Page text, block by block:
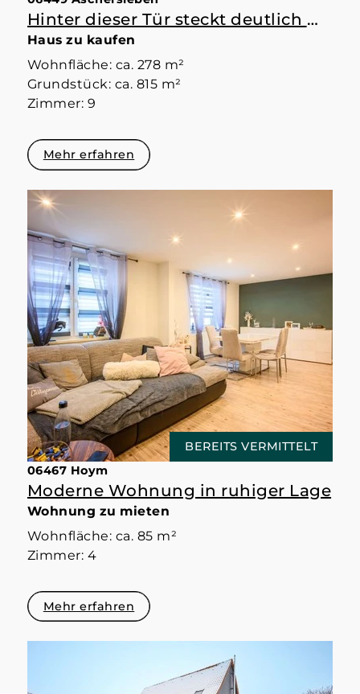
Hinter dieser Tür steckt deutlich mehr als erwartet
Haus zu kaufen
Wohnfläche: ca. 278 m²
Grundstück: ca. 815 m²
Zimmer: 9
Mehr erfahren
BEREITS VERMITTELT
06467 Hoym
Moderne Wohnung in ruhiger Lage
Wohnung zu mieten
Wohnfläche: ca. 85 m²
Zimmer: 4
Mehr erfahren